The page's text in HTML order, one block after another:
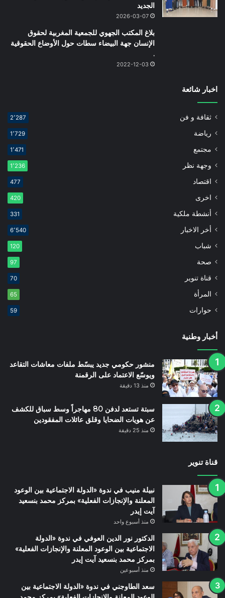
الجديد
2026-03-07
بلاغ المكتب الجهوي للجمعية المغربية لحقوق
الإنسان جهة البيضاء سطات حول الأوضاع الحقوقية
.
2022-12-03
اخبار شائعة
ثقافة و فن 2٬287
رياضة 1٬729
مجتمع 1٬471
وجهة نظر 1٬236
اقتصاد 477
اخرى 420
أنشطة ملكية 331
أخر الاخبار 6٬540
شباب 120
صحة 97
قناة تنوير 70
المرأة 65
حوارات 59
أخبار وطنية
منشور حكومي جديد يبسّط ملفات معاشات التقاعد
ويوسّع الاعتماد على الرقمنة
منذ 13 دقيقة
سبتة تستعد لدفن 80 مهاجراً وسط سباق للكشف
عن هويات الضحايا وقلق عائلات المفقودين
منذ 25 دقيقة
قناة تنوير
نبيلة منيب في ندوة «الدولة الاجتماعية بين الوعود
المعلنة والإنجازات الفعلية» بمركز محمد بنسعيد
آيت إيدر
منذ أسبوع واحد
الدكتور نور الدين العوفي في ندوة «الدولة
الاجتماعية بين الوعود المعلنة والإنجازات الفعلية»
بمركز محمد بنسعيد آيت إيدر
منذ أسبوعين
سعد الطاوجني في ندوة «الدولة الاجتماعية بين